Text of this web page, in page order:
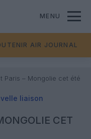
MENU
AIR JOURNAL
Paris – Mongolie cet été
liaison
CET